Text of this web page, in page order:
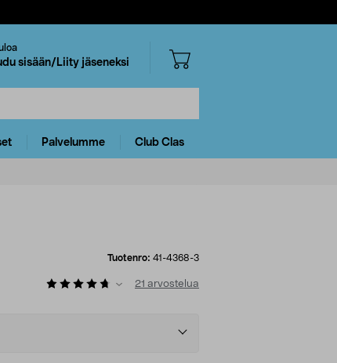
sisään/Liity jäseneksi
Palvelumme Club Clas
Tuotenro: 41-4368-3
21 arvostelua